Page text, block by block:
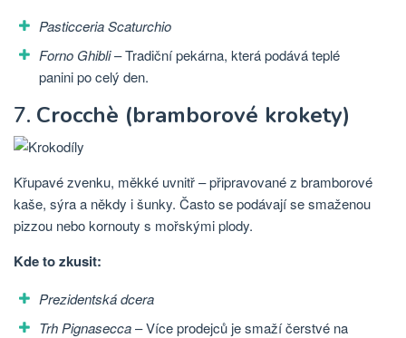
Pasticceria Scaturchio
Forno Ghibli– Tradiční pekárna, která podává teplé
panini po celý den.
7. Crocchè (bramborové krokety)
Křupavé zvenku, měkké uvnitř – připravované z bramborové
kaše, sýra a někdy i šunky. Často se podávají se smaženou
pizzou nebo kornouty s mořskými plody.
Kde to zkusit:
Prezidentská dcera
Trh Pignasecca– Více prodejců je smaží čerstvé na